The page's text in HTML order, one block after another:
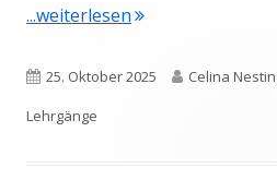
...weiterlesen
Veröffentlicht
am
25. Oktober 2025 Autor
Celina
Lehrgänge